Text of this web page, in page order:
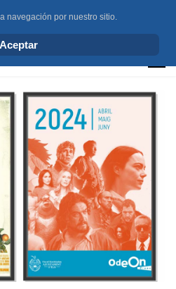
navegación por nuestro sitio.
Aceptar